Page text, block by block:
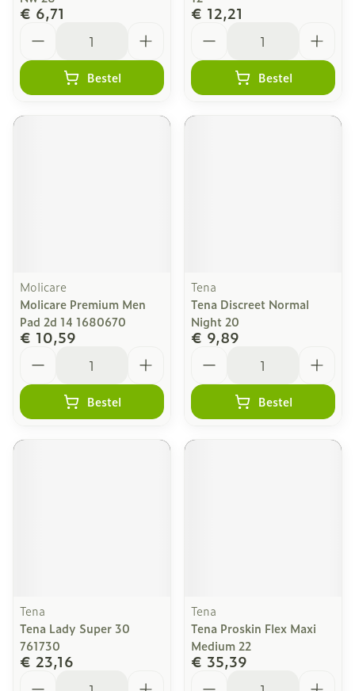
€ 6,71
Bestel
€ 12,21
Bestel
Molicare
Molicare Premium Men
Pad 2d 14 1680670
€ 10,59
Bestel
Tena
Tena Discreet Normal
Night 20
€ 9,89
Bestel
Tena
Tena Lady Super 30
761730
€ 23,16
Tena
Tena Proskin Flex Maxi
Medium 22
€ 35,39